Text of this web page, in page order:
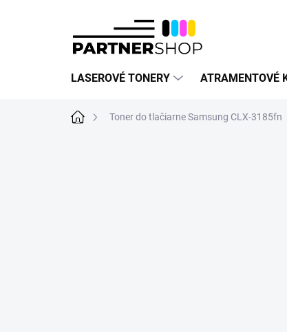
LASEROVÉ TONERY ATRAMENTOVÉ
DomovToner do tlačiarne Samsung CLX-3185fn